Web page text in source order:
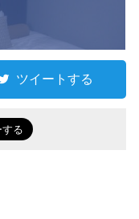
ツイートする